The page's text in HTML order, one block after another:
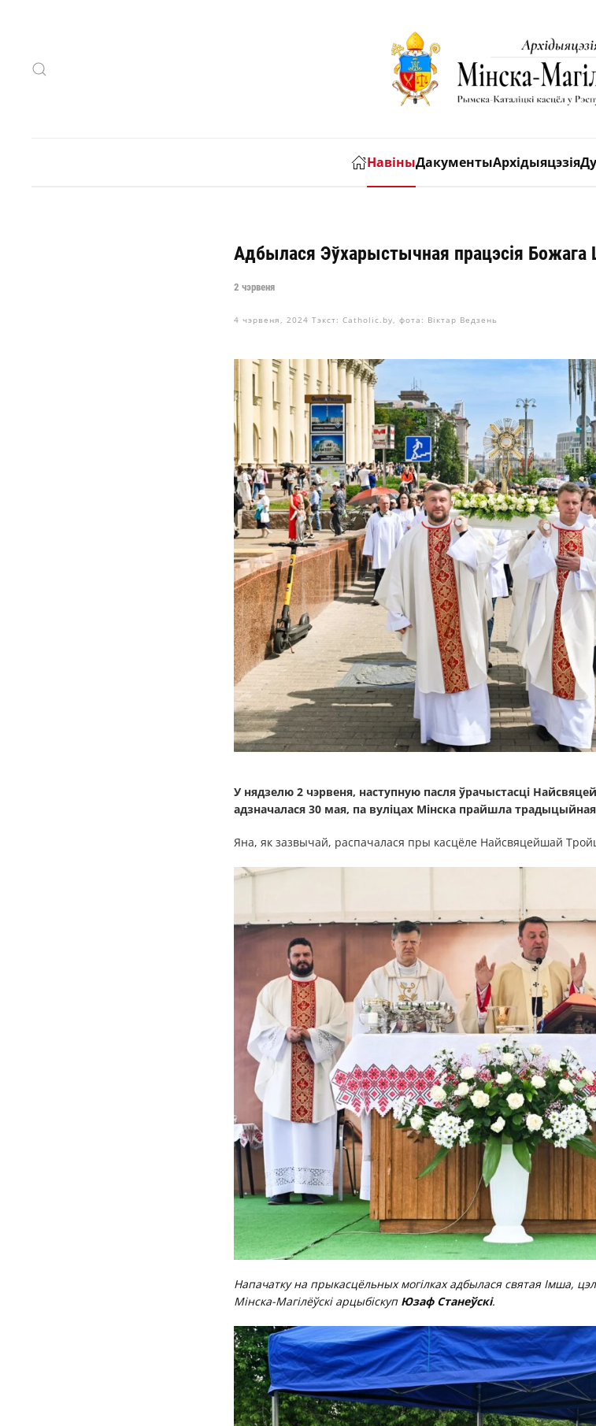
НавіныДакументыАрхідыяцэзія
Адбылася Эўхарыстычная працэсія Божага
2 чэрвеня
4 чэрвеня, 2024 Тэкст: Catholic.by, фота: Віктар Ведзень
У нядзелю 2 чэрвеня, наступную пасля ўрачыстасці
адзначалася 30 мая, па вуліцах Мінска прайшла
Яна, як зазвычай, распачалася пры касцёле Найсвяцейшай
Напачатку на прыкасцёльных могілках адбылася святая Імша,
Мінска-Магілёўскі арцыбіскуп Юзаф Станеўскі.